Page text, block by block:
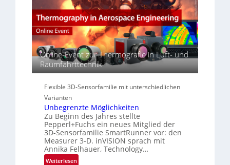
t
s
S
e
i
e
s
B
-
R
u
n
d
e
E
-
R
e
g
i
o
r
s
p
e
c
t
r
a
l
e
w
s
‘
Online-Event zur Thermografie in Luft- und
Raumfahrttechnik
Flexible 3D-Sensorfamilie mit unterschiedlichen
Varianten
Unbegrenzte Möglichkeiten
Zu Beginn des Jahres stellte
Pepperl+Fuchs ein neues Mitglied der
3D-Sensorfamilie SmartRunner vor: den
Measurer 3-D. inVISION sprach mit
Annika Felhauer, Technology…
Weiterlesen: